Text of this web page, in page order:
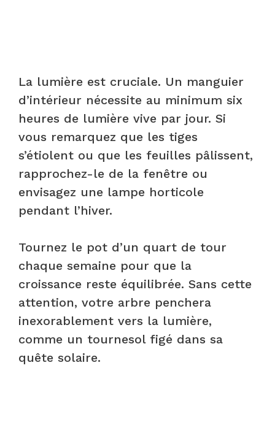
La lumière est cruciale. Un manguier
d’intérieur nécessite au minimum six
heures de lumière vive par jour. Si
vous remarquez que les tiges
s’étiolent ou que les feuilles pâlissent,
rapprochez-le de la fenêtre ou
envisagez une lampe horticole
pendant l’hiver.
Tournez le pot d’un quart de tour
chaque semaine pour que la
croissance reste équilibrée. Sans cette
attention, votre arbre penchera
inexorablement vers la lumière,
comme un tournesol figé dans sa
quête solaire.